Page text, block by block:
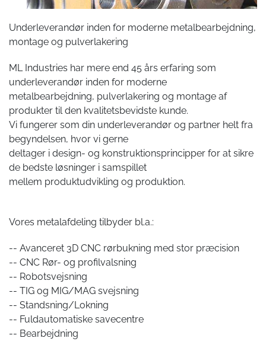
Underleverandør inden for moderne metalbearbejdning,
montage og pulverlakering
ML Industries har mere end 45 års erfaring som
underleverandør inden for moderne
metalbearbejdning, pulverlakering og montage af
produkter til den kvalitetsbevidste kunde.
Vi fungerer som din underleverandør og partner helt fra
begyndelsen, hvor vi gerne
deltager i design- og konstruktionsprincipper for at sikre
de bedste løsninger i samspillet
mellem produktudvikling og produktion.
Vores metalafdeling tilbyder bl.a.:
-- Avanceret 3D CNC rørbukning med stor præcision
-- CNC Rør- og profilvalsning
-- Robotsvejsning
-- TIG og MIG/MAG svejsning
-- Standsning/Lokning
-- Fuldautomatiske savecentre
-- Bearbejdning